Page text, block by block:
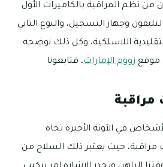
من نظم المراقبة بالكاميرات الأول
وجهاز التسجيل، والنوع الثاني
اللاسلكية، وكل ذلك نوضحه
موقع زووم الإمارات، فتابعونا
مراقبة
في الآونة الأخيرة تجاه
مراقبة، حيث يعتبر ذلك السلاح من